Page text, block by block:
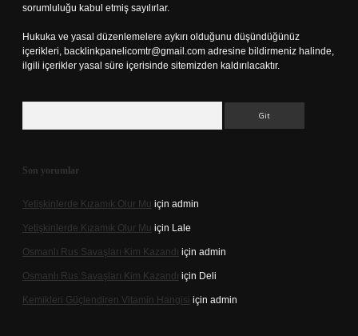
sorumluluğu kabul etmiş sayılırlar.
Hukuka ve yasal düzenlemelere aykırı olduğunu düşündüğünüz
içerikleri, backlinkpanelicomtr@gmail.com adresine bildirmeniz halinde,
ilgili içerikler yasal süre içerisinde sitemizden kaldırılacaktır.
Son yorumlar
Yetişkinlerde Kızamık Olur Mu için admin
Yetişkinlerde Kızamık Olur Mu için Lale
Osmanlı Rus Savaşları Kim Kazandı için admin
Osmanlı Rus Savaşları Kim Kazandı için Deli
Kemikleri Güçlendiren Vitamin Hangisi için admin